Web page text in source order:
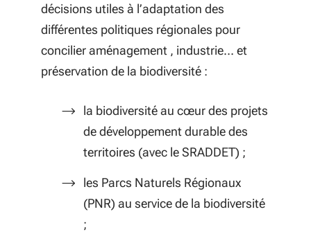
décisions utiles à l’adaptation des
différentes politiques régionales pour
concilier aménagement , industrie… et
préservation de la biodiversité :
la biodiversité au cœur des projets
de développement durable des
territoires (avec le SRADDET) ;
les Parcs Naturels Régionaux
(PNR) au service de la biodiversité
;